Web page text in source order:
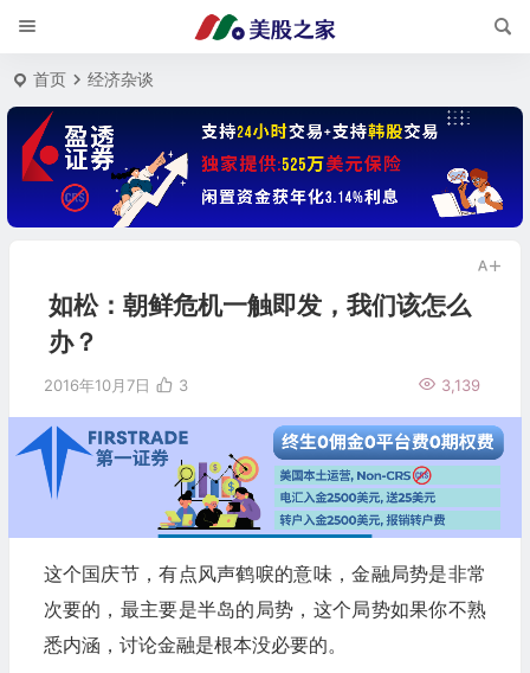
首页 经济杂谈
如松：朝鲜危机一触即发，我们该怎么
办？
2016年10月7日 3,139
3
这个国庆节，有点风声鹤唳的意味，金融局势是非常
次要的，最主要是半岛的局势，这个局势如果你不熟
悉内涵，讨论金融是根本没必要的。